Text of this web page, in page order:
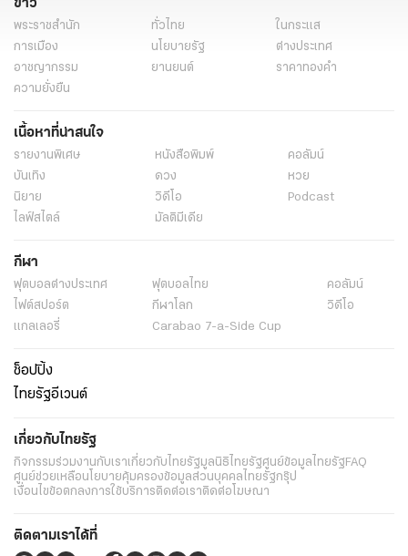
ข่าว
พระราชสำนัก ทั่วไทย
ในกระแส
การเมือง
นโยบายรัฐ
ต่างประเทศ
อาชญากรรม
ยานยนต์
ราคาทองคำ
ความยั่งยืน
เนื้อหาที่น่าสนใจ
รายงานพิเศษ หนังสือพิมพ์
คอลัมน์
บันเทิง
ดวง
หวย
นิยาย
วิดีโอ
Podcast
ไลฟ์สไตล์
มัลติมีเดีย
กีฬา
ฟุตบอลต่่างประเทศ ฟุตบอลไทย
คอลัมน์
ไฟต์สปอร์ต
กีฬาโลก
วิดีโอ
แกลเลอรี่
Carabao 7-a-Side Cup
ช็อปปิ้ง
ไทยรัฐอีเวนต์
เกี่ยวกับไทยรัฐ
กิจกรรมร่วมงานกับเราเกี่ยวกับไทยรัฐมูลนิธิไทยรัฐศูนย์ข้อมูลไทยรัฐFAQ
ศูนย์ช่วยเหลือนโยบายคุ้มครองข้อมูลส่วนบุคคลไทยรัฐกรุ๊ป
เงื่อนไขข้อตกลงการใช้บริการติดต่อเราติดต่อโฆษณา
ติดตามเราได้ที่